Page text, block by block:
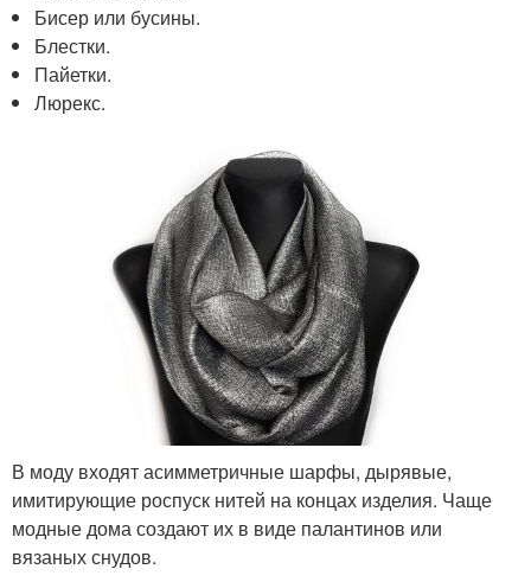
Бисер или бусины.
Блестки.
Пайетки.
Люрекс.
В моду входят асимметричные шарфы, дырявые,
имитирующие роспуск нитей на концах изделия. Чаще
модные дома создают их в виде палантинов или
вязаных снудов.